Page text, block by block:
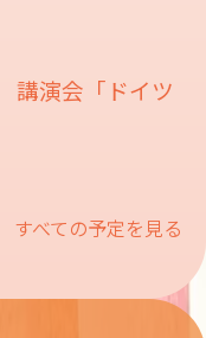
講演会「ドイツ
すべての予定を見る